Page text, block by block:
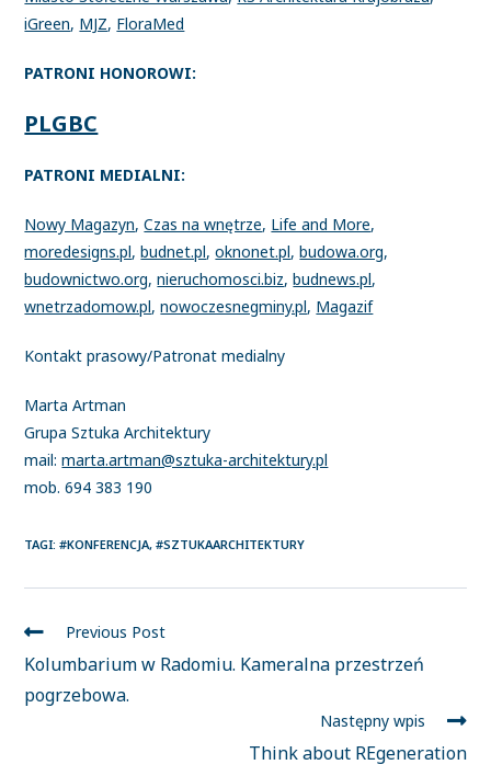
iGreen, MJZ, FloraMed
PATRONI HONOROWI:
PLGBC
PATRONI MEDIALNI:
Nowy Magazyn, Czas na wnętrze, Life and More,
moredesigns.pl,budnet.pl,oknonet.pl,budowa.org,
budownictwo.org,nieruchomosci.biz,budnews.pl,
wnetrzadomow.pl,nowoczesnegminy.pl, Magazif
Kontakt prasowy/Patronat medialny
Marta Artman
Grupa Sztuka Architektury
mail:marta.artman@sztuka-architektury.pl
mob. 694 383 190
TAGI:#KONFERENCJA, #SZTUKAARCHITEKTURY
Previous Post
Kolumbarium w Radomiu. Kameralna przestrzeń
pogrzebowa.
Następny wpis
Think about REgeneration